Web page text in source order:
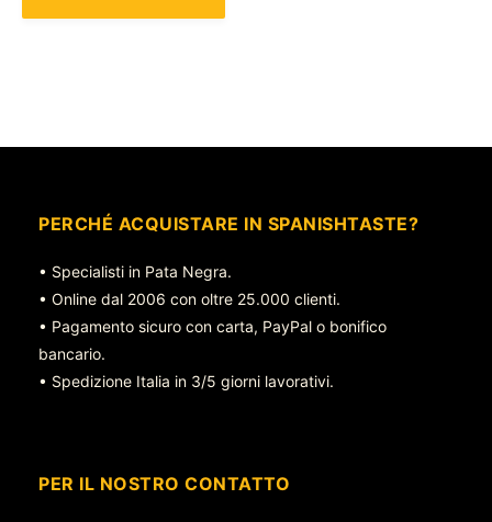
PERCHÉ ACQUISTARE IN SPANISHTASTE?
• Specialisti in Pata Negra.
• Online dal 2006 con oltre 25.000 clienti.
• Pagamento sicuro con carta, PayPal o bonifico
bancario.
• Spedizione Italia in 3/5 giorni lavorativi.
PER IL NOSTRO CONTATTO